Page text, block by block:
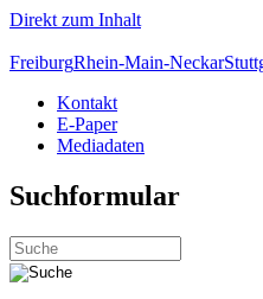
Direkt zum Inhalt
FreiburgRhein-Main-Neckar
Kontakt
E-Paper
Mediadaten
Suchformular